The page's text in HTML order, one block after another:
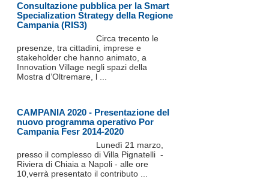
Consultazione pubblica per la Smart
Specialization Strategy della Regione
Campania (RIS3)
Circa trecento le
presenze, tra cittadini, imprese e
stakeholder che hanno animato, a
Innovation Village negli spazi della
Mostra d’Oltremare, l ...
CAMPANIA 2020 - Presentazione del
nuovo programma operativo Por
Campania Fesr 2014-2020
Lunedì 21 marzo,
presso il complesso di Villa Pignatelli -
Riviera di Chiaia a Napoli - alle ore
10,verrà presentato il contributo ...